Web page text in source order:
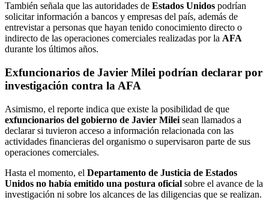
También señala que las autoridades de Estados Unidos podrían
solicitar información a bancos y empresas del país, además de
entrevistar a personas que hayan tenido conocimiento directo o
indirecto de las operaciones comerciales realizadas por la AFA
durante los últimos años.
Exfuncionarios de Javier Milei podrían declarar por
investigación contra la AFA
Asimismo, el reporte indica que existe la posibilidad de que
exfuncionarios del gobierno de Javier Milei sean llamados a
declarar si tuvieron acceso a información relacionada con las
actividades financieras del organismo o supervisaron parte de sus
operaciones comerciales.
Hasta el momento, el Departamento de Justicia de Estados
Unidos no había emitido una postura oficial sobre el avance de la
investigación ni sobre los alcances de las diligencias que se realizan.